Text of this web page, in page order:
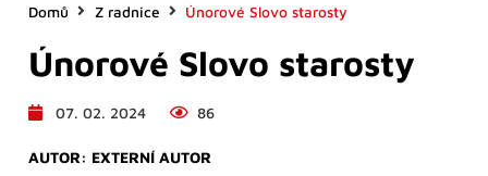
Domů Z radnice Únorové Slovo starosty
Únorové Slovo starosty
07. 02. 2024 86
AUTOR: EXTERNÍ AUTOR